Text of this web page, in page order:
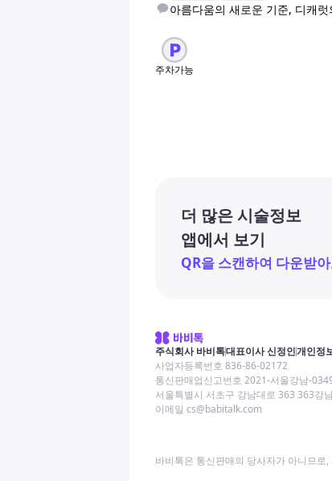
아름다움의 새로운 기준, 디캐럿
주차가능
더 많은 시술정보
앱에서 보기
QR을 스캔하여 다운받
주식회사 바비톡대표이사 신정인개인정
사업자등록번호 836-86-02172
통신판매업신고번호 2021-서울강남-
서울특별시 서초구 강남대로 363 363강
이메일 cs@babitalk.com
바비톡은 통신판매의 당사자가 아니므